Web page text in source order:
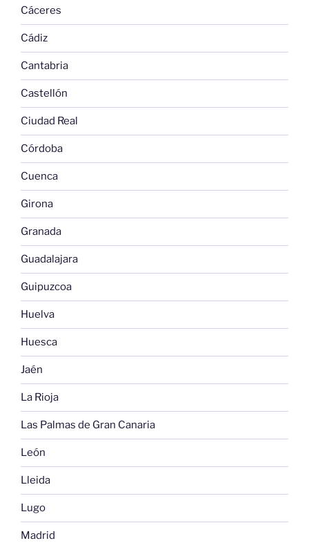
Cáceres
Cádiz
Cantabria
Castellón
Ciudad Real
Córdoba
Cuenca
Girona
Granada
Guadalajara
Guipuzcoa
Huelva
Huesca
Jaén
La Rioja
Las Palmas de Gran Canaria
León
Lleida
Lugo
Madrid